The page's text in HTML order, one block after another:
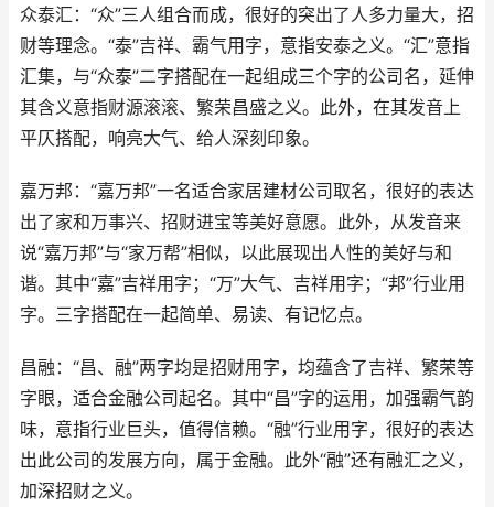
众泰汇：“众”三人组合而成，很好的突出了人多力量大，招
财等理念。“泰”吉祥、霸气用字，意指安泰之义。“汇”意指
汇集，与“众泰”二字搭配在一起组成三个字的公司名，延伸
其含义意指财源滚滚、繁荣昌盛之义。此外，在其发音上
平仄搭配，响亮大气、给人深刻印象。
嘉万邦：“嘉万邦”一名适合家居建材公司取名，很好的表达
出了家和万事兴、招财进宝等美好意愿。此外，从发音来
说“嘉万邦”与“家万帮”相似，以此展现出人性的美好与和
谐。其中“嘉”吉祥用字；“万”大气、吉祥用字；“邦”行业用
字。三字搭配在一起简单、易读、有记忆点。
昌融：“昌、融”两字均是招财用字，均蕴含了吉祥、繁荣等
字眼，适合金融公司起名。其中“昌”字的运用，加强霸气韵
味，意指行业巨头，值得信赖。“融”行业用字，很好的表达
出此公司的发展方向，属于金融。此外“融”还有融汇之义，
加深招财之义。